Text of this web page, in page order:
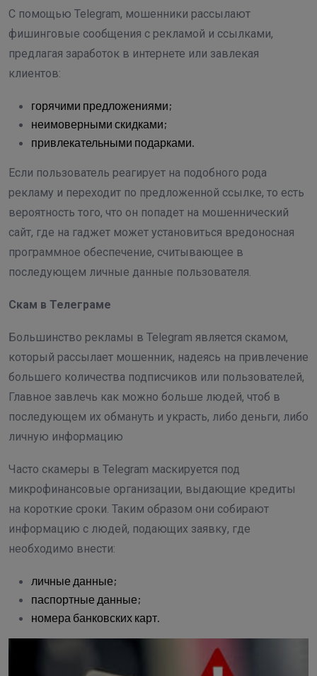
С помощью Telegram, мошенники рассылают
фишинговые сообщения с рекламой и ссылками,
предлагая заработок в интернете или завлекая
клиентов:
горячими предложениями;
неимоверными скидками;
привлекательными подарками.
Если пользователь реагирует на подобного рода
рекламу и переходит по предложенной ссылке, то есть
вероятность того, что он попадет на мошеннический
сайт, где на гаджет может установиться вредоносная
программное обеспечение, считывающее в
последующем личные данные пользователя.
Скам в Телеграме
Большинство рекламы в Telegram является скамом,
который рассылает мошенник, надеясь на привлечение
большего количества подписчиков или пользователей,
Главное завлечь как можно больше людей, чтоб в
последующем их обмануть и украсть, либо деньги, либо
личную информацию
Часто скамеры в Telegram маскируется под
микрофинансовые организации, выдающие кредиты
на короткие сроки. Таким образом они собирают
информацию с людей, подающих заявку, где
необходимо внести:
личные данные;
паспортные данные;
номера банковских карт.